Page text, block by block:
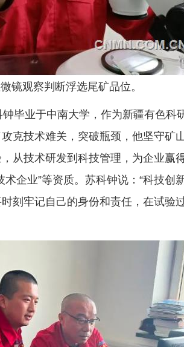
镜观察判断浮选尾矿品位。
毕业于中南大学，作为新疆有色科
克技术难关，突破瓶颈，他坚守矿
从技术研发到科技管理，为企业赢
术企业”等资质。苏科钟说：“科技创
刻牢记自己的身份和责任，在试验